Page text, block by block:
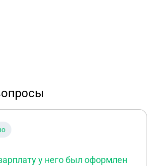
у него был оформлен